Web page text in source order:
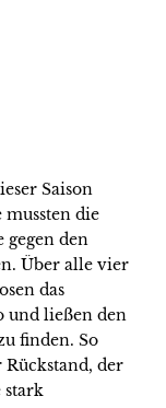
Saison
mussten die
den
Über alle vier
das
und ließen den
finden. So
der
stark